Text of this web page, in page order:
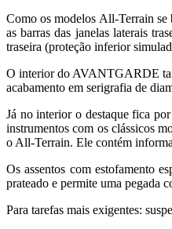
Como os modelos All-Terrain se
as barras das janelas laterais
traseira (proteção inferior
O interior do AVANTGARDE
acabamento em serigrafia de
Já no interior o destaque fica
instrumentos com os clássicos
o All-Terrain. Ele contém
Os assentos com estofamento
prateado e permite uma
Para tarefas mais exigentes: